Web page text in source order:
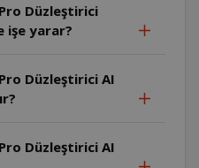
Düzleştirici
işe yarar?
Düzleştirici AI
Düzleştirici AI